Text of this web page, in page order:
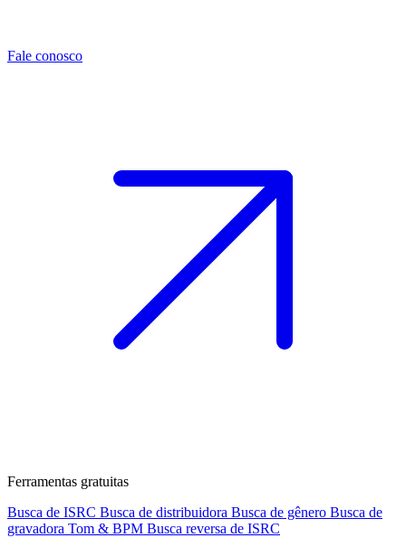
Fale conosco
Ferramentas gratuitas
Busca de ISRC Busca de distribuidora Busca de gênero Busca de
gravadora Tom & BPM Busca reversa de ISRC